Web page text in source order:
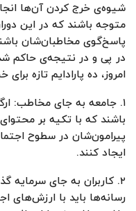
شیوه‌ی خرج کردن آن‌ها
متوجه باشند که در این
پاسخ‌گوی مخاطبان‌شان
در پی و در نتیجه‌ی حاکم
امروز، ده پارادایم تازه
۱. جامعه به جای مخاطب:
باشند که با تکیه بر
پیرامون‌شان در سطوح
ایجاد کنند.
۲. کاربران به جای سرمایه
رسانه‌ها باید با ارزش‌های